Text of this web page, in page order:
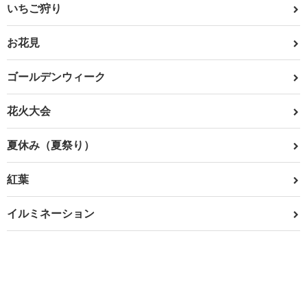
いちご狩り
お花見
ゴールデンウィーク
花火大会
夏休み（夏祭り）
紅葉
イルミネーション